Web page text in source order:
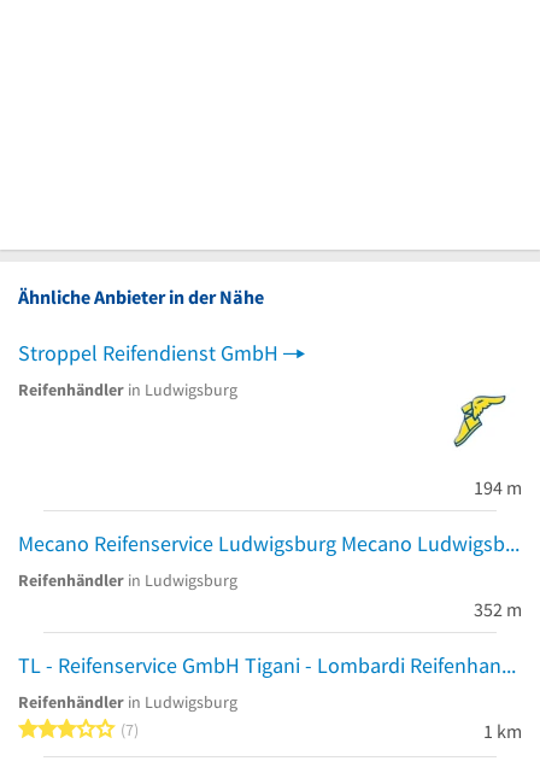
Ähnliche Anbieter in der Nähe
Stroppel Reifendienst GmbH
Reifenhändler in Ludwigsburg
194 m
Mecano Reifenservice Ludwigsburg Mecano Ludwigsburg
Reifenhändler in Ludwigsburg
352 m
TL - Reifenservice GmbH Tigani - Lombardi Reifenhandel
Reifenhändler in Ludwigsburg
3 von 5 Sternen
7 1 km